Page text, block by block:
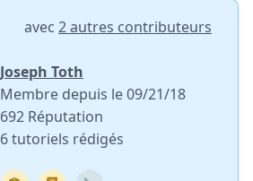
avec 2 autres contributeurs
Joseph Toth
Membre depuis le 09/21/18
692 Réputation
6 tutoriels rédigés